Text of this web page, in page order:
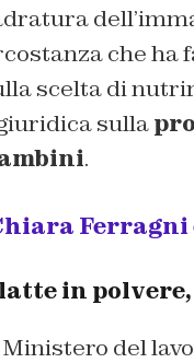
che
scelta di
sulla
.
Ferragni
in
del